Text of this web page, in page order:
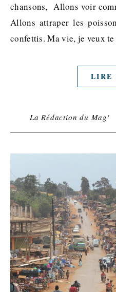
chansons, Allons voir
Allons attraper les
confettis. Ma vie, je veux
LIRE
La Rédaction du Mag'